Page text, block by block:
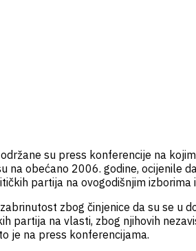
održane su press konferencije na
na obećano 2006. godine,
partija na ovogodišnjim
zbog činjenice da su se
partija na vlasti, zbog njihovih
je na press konferencijama.